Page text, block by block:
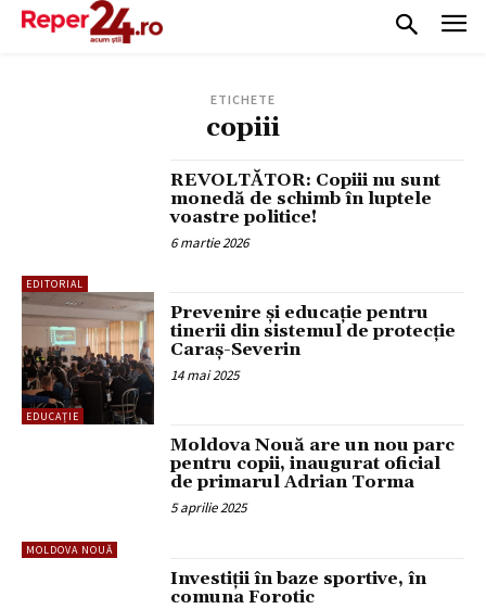
ETICHETE
copiii
EDITORIAL
REVOLTĂTOR: Copiii nu sunt
monedă de schimb în luptele
voastre politice!
6 martie 2026
EDUCAȚIE
Prevenire și educație pentru
tinerii din sistemul de protecție
Caraș-Severin
14 mai 2025
MOLDOVA NOUĂ
Moldova Nouă are un nou parc
pentru copii, inaugurat oficial
de primarul Adrian Torma
5 aprilie 2025
Investiții în baze sportive, în
comuna Forotic